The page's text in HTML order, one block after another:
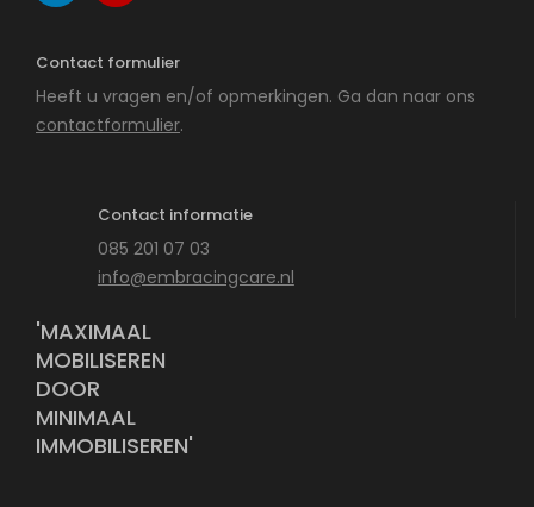
Contact formulier
Heeft u vragen en/of opmerkingen. Ga dan naar ons
contactformulier.
Contact informatie
085 201 07 03
info@embracingcare.nl
'MAXIMAAL
MOBILISEREN
DOOR
MINIMAAL
IMMOBILISEREN'